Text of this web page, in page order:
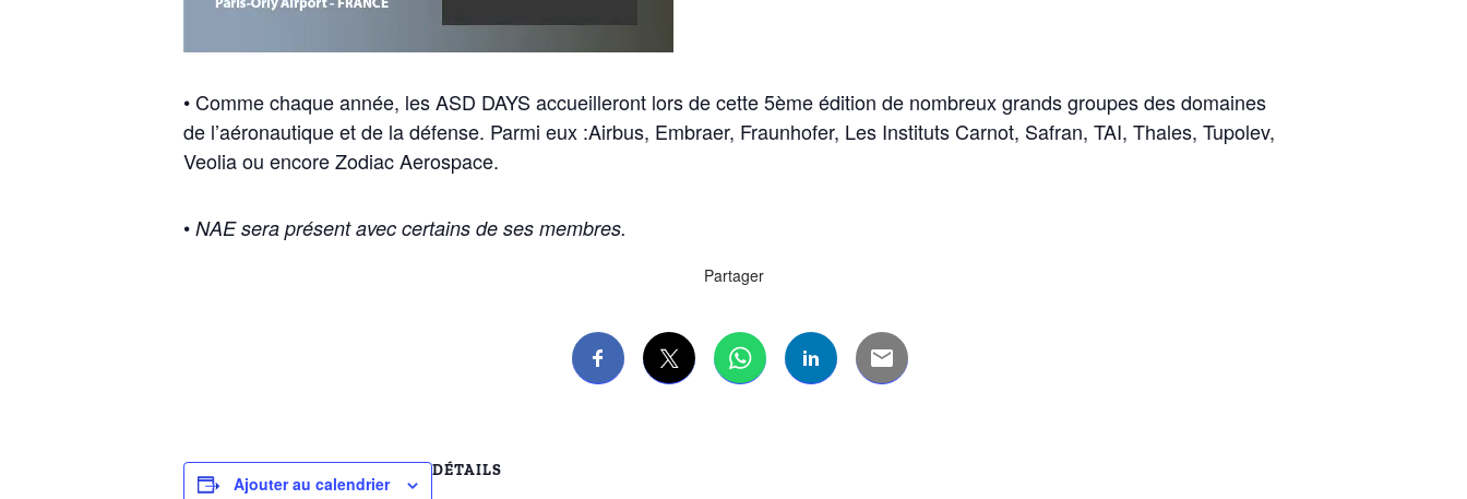
• Comme chaque année, les ASD DAYS accueilleront lors de cette 5ème édition de nombreux grands groupes des domaines
de l’aéronautique et de la défense. Parmi eux :Airbus, Embraer, Fraunhofer, Les Instituts Carnot, Safran, TAI, Thales, Tupolev,
Veolia ou encore Zodiac Aerospace.
• NAE sera présent avec certains de ses membres.
Partager
Ajouter au calendrier
DÉTAILS